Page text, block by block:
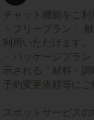
チャット機能をご利
・フリープラン：
利用いただけます。
・パッケージプラ
示される「材料・
予約変更依頼等にご
スポットサービス